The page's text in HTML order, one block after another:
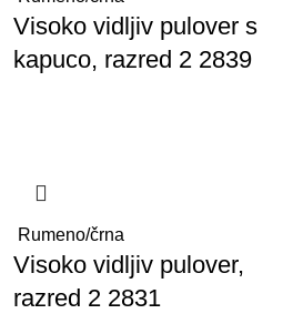
Visoko vidljiv pulover s
kapuco, razred 2 2839
Rumeno/črna
Visoko vidljiv pulover,
razred 2 2831